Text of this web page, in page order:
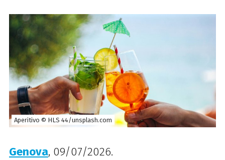
Aperitivo © HLS 44/unsplash.com
Genova, 09/07/2026.